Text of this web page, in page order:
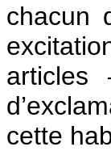
chacun
cette